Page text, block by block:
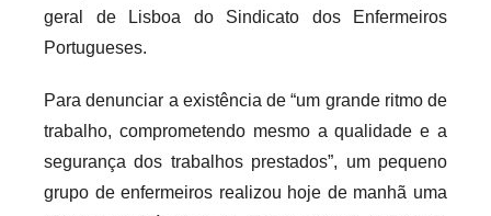
i
geral de Lisboa do Sindicato dos Enfermeiros
Portugueses.
Para denunciar a existência de “um grande ritmo de
trabalho, comprometendo mesmo a qualidade e a
segurança dos trabalhos prestados”, um pequeno
grupo de enfermeiros realizou hoje de manhã uma